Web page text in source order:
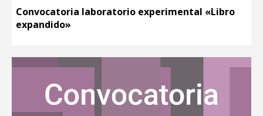
Convocatoria laboratorio experimental «Libro
expandido»